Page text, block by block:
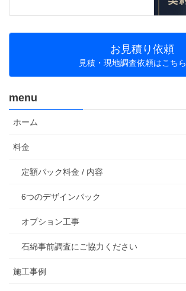
お見積り依頼
見積・現地調査依頼はこちら
menu
ホーム
料金
定額パック料金 / 内容
6つのデザインパック
オプション工事
石綿事前調査にご協力ください
施工事例